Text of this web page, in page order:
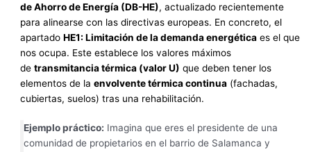
de Ahorro de Energía (DB-HE), actualizado recientemente
para alinearse con las directivas europeas. En concreto, el
apartadoHE1: Limitación de la demanda energética es el que
nos ocupa. Este establece los valores máximos
detransmitancia térmica (valor U) que deben tener los
elementos de laenvolvente térmica continua (fachadas,
cubiertas, suelos) tras una rehabilitación.
Ejemplo práctico: Imagina que eres el presidente de una
comunidad de propietarios en el barrio de Salamanca y